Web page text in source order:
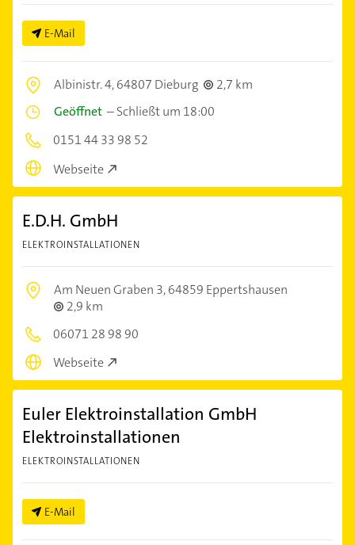
E-Mail
Albinistr. 4,64807 Dieburg
2,7 km
Geöffnet –Schließt um 18:00
0151 44 33 98 52
Webseite
E.D.H. GmbH
ELEKTROINSTALLATIONEN
Am Neuen Graben 3,64859 Eppertshausen
2,9 km
06071 28 98 90
Webseite
Euler Elektroinstallation GmbH
Elektroinstallationen
ELEKTROINSTALLATIONEN
E-Mail